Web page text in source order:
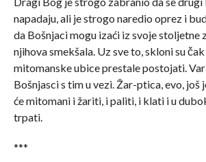
napadaju, ali je strogo naredio oprez i
da Bošnjaci mogu izaći iz svoje stoljetne
njihova smekšala. Uz sve to, skloni su
mitomanske ubice prestale postojati.
Bošnjasci s tim u vezi. Žar-ptica, evo, još
će mitomani i žariti, i paliti, i klati i u
trpati.
***